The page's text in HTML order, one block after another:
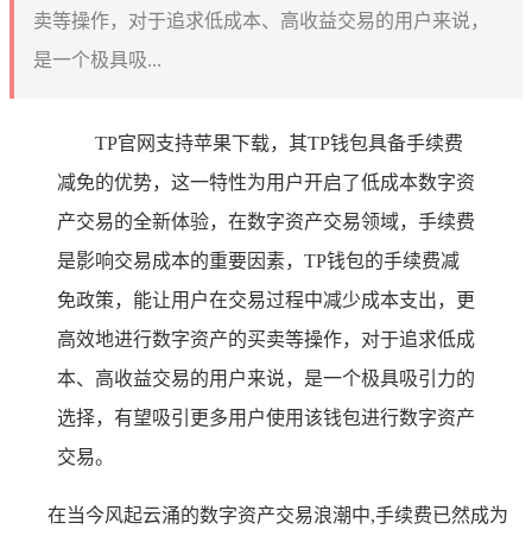
卖等操作，对于追求低成本、高收益交易的用户来说，
是一个极具吸...
TP官网支持苹果下载，其TP钱包具备手续费
减免的优势，这一特性为用户开启了低成本数字资
产交易的全新体验，在数字资产交易领域，手续费
是影响交易成本的重要因素，TP钱包的手续费减
免政策，能让用户在交易过程中减少成本支出，更
高效地进行数字资产的买卖等操作，对于追求低成
本、高收益交易的用户来说，是一个极具吸引力的
选择，有望吸引更多用户使用该钱包进行数字资产
交易。
在当今风起云涌的数字资产交易浪潮中,手续费已然成为